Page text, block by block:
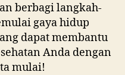
berbagi langkah-
gaya hidup
dapat membantu
Anda dengan
mulai!